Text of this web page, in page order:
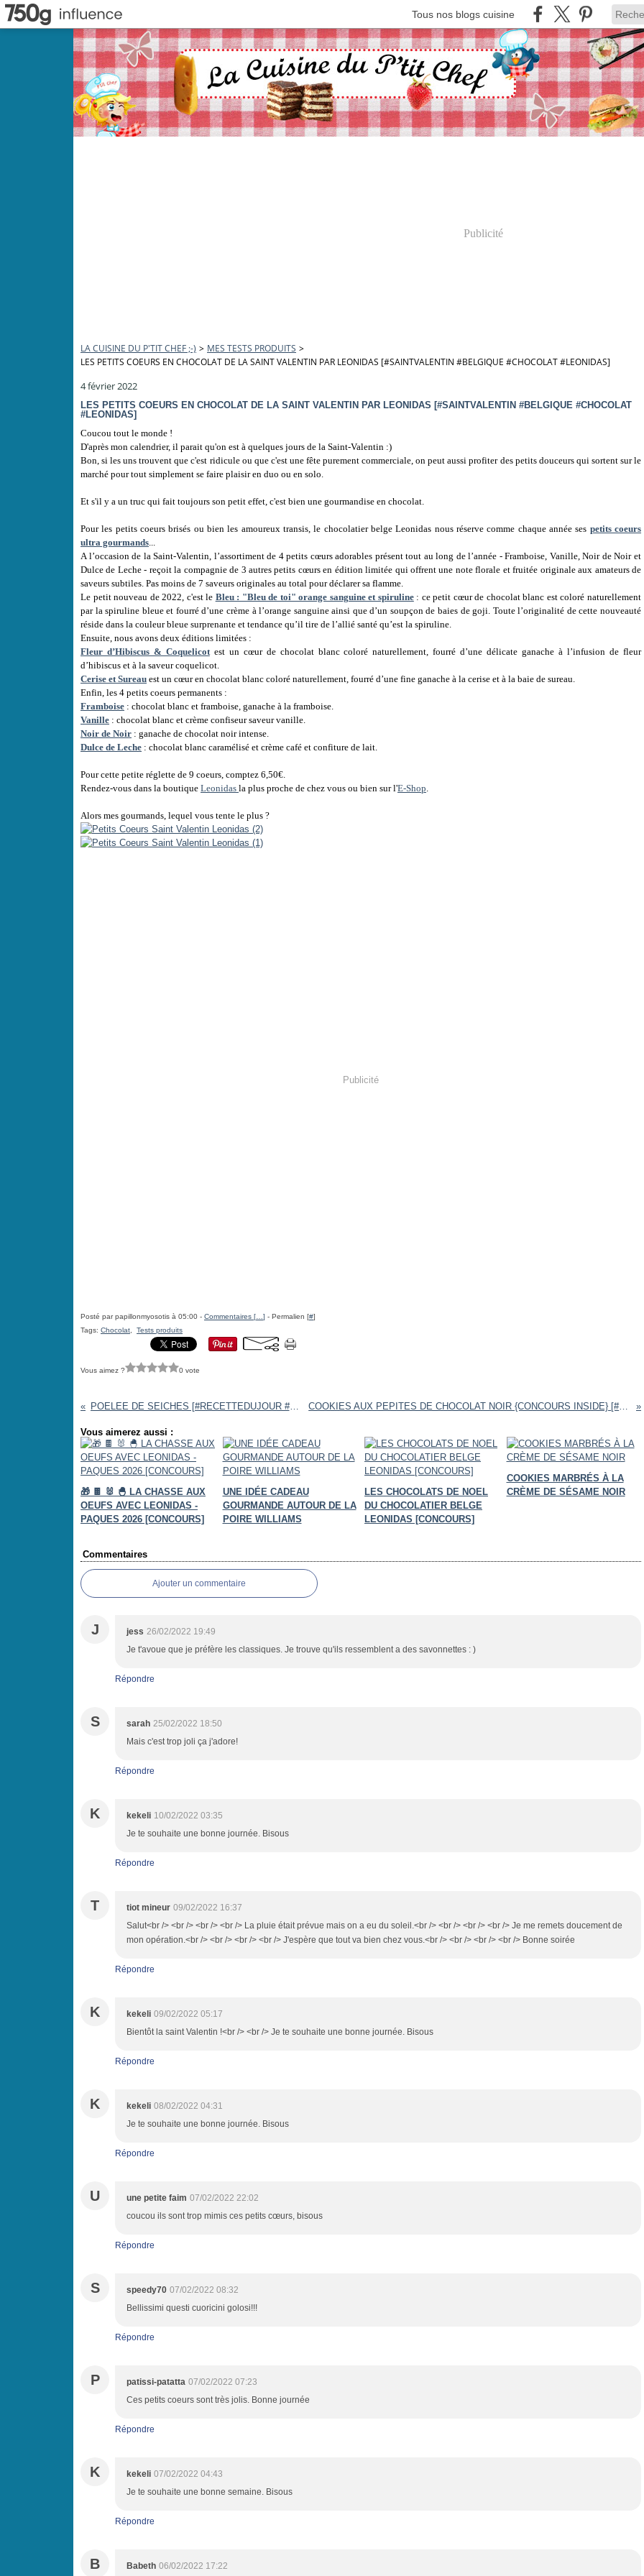
Tous nos blogs cuisine
Publicité
LA CUISINE DU P'TIT CHEF ;-) > MES TESTS PRODUITS >
LES PETITS COEURS EN CHOCOLAT DE LA SAINT VALENTIN PAR LEONIDAS [#SAINTVALENTIN #BELGIQUE #CHOCOLAT #LEONIDAS]
4 février 2022
LES PETITS COEURS EN CHOCOLAT DE LA SAINT VALENTIN PAR LEONIDAS [#SAINTVALENTIN #BELGIQUE #CHOCOLAT
#LEONIDAS]
Coucou tout le monde !
D'après mon calendrier, il parait qu'on est à quelques jours de la Saint-Valentin :)
Bon, si les uns trouvent que c'est ridicule ou que c'est une fête purement commerciale, on peut aussi profiter des petits douceurs qui sortent sur le
marché pour tout simplement se faire plaisir en duo ou en solo.
Et s'il y a un truc qui fait toujours son petit effet, c'est bien une gourmandise en chocolat.
Pour les petits coeurs brisés ou bien les amoureux transis, le chocolatier belge Leonidas nous réserve comme chaque année ses petits coeurs
ultra gourmands...
A l’occasion de la Saint-Valentin, l’assortiment de 4 petits cœurs adorables présent tout au long de l’année - Framboise, Vanille, Noir de Noir et
Dulce de Leche - reçoit la compagnie de 3 autres petits cœurs en édition limitée qui offrent une note florale et fruitée originale aux amateurs de
saveurs subtiles. Pas moins de 7 saveurs originales au total pour déclarer sa flamme.
Le petit nouveau de 2022, c'est le Bleu : "Bleu de toi" orange sanguine et spiruline: ce petit cœur de chocolat blanc est coloré naturellement
par la spiruline bleue et fourré d’une crème à l’orange sanguine ainsi que d’un soupçon de baies de goji. Toute l’originalité de cette nouveauté
réside dans la couleur bleue surprenante et tendance qu’il tire de l’allié santé qu’est la spiruline.
Ensuite, nous avons deux éditions limitées :
Fleur d’Hibiscus & Coquelicotest un cœur de chocolat blanc coloré naturellement, fourré d’une délicate ganache à l’infusion de fleur
d’hibiscus et à la saveur coquelicot.
Cerise et Sureau est un cœur en chocolat blanc coloré naturellement, fourré d’une fine ganache à la cerise et à la baie de sureau.
Enfin, les 4 petits coeurs permanents :
Framboise : chocolat blanc et framboise, ganache à la framboise.
Vanille : chocolat blanc et crème confiseur saveur vanille.
Noir de Noir : ganache de chocolat noir intense.
Dulce de Leche : chocolat blanc caramélisé et crème café et confiture de lait.
Pour cette petite réglette de 9 coeurs, comptez 6,50€.
Rendez-vous dans la boutique Leonidas la plus proche de chez vous ou bien sur l'E-Shop.
Alors mes gourmands, lequel vous tente le plus ?
Publicité
Posté par papillonmyosotis à 05:00 - Commentaires [ ] - Permalien [#]
Tags: Chocolat Tests produits
Vous aimez ? 0 vote
POELEE DE SEICHES [#RECETTEDUJOUR #POISSON #FAITMAISON #CUISINER #RECETTE] COOKIES AUX PEPITES DE CHOCOLAT NOIR {CONCOURS INSIDE} [#PASTRY #HOMEMADE #RECETTE #COOKIES #CHOCOLAT #CONCOURS]
Vous aimerez aussi :
🎁 🍫 🐰 🐣 LA CHASSE AUX
OEUFS AVEC LEONIDAS -
PAQUES 2026 [CONCOURS]
UNE IDÉE CADEAU
GOURMANDE AUTOUR DE LA
POIRE WILLIAMS
LES CHOCOLATS DE NOEL
DU CHOCOLATIER BELGE
LEONIDAS [CONCOURS]
COOKIES MARBRÉS À LA
CRÈME DE SÉSAME NOIR
Commentaires
Ajouter un commentaire
J jess 26/02/2022 19:49
Je t'avoue que je préfère les classiques. Je trouve qu'ils ressemblent a des savonnettes : )
Répondre
S sarah 25/02/2022 18:50
Mais c'est trop joli ça j'adore!
Répondre
K kekeli 10/02/2022 03:35
Je te souhaite une bonne journée. Bisous
Répondre
T tiot mineur 09/02/2022 16:37
Salut<br /> <br /> <br /> <br /> La pluie était prévue mais on a eu du soleil.<br /> <br /> <br /> <br /> Je me remets doucement de
mon opération.<br /> <br /> <br /> <br /> J'espère que tout va bien chez vous.<br /> <br /> <br /> <br /> Bonne soirée
Répondre
K kekeli 09/02/2022 05:17
Bientôt la saint Valentin !<br /> <br /> Je te souhaite une bonne journée. Bisous
Répondre
K kekeli 08/02/2022 04:31
Je te souhaite une bonne journée. Bisous
Répondre
U une petite faim 07/02/2022 22:02
coucou ils sont trop mimis ces petits cœurs, bisous
Répondre
S speedy70 07/02/2022 08:32
Bellissimi questi cuoricini golosi!!!
Répondre
P patissi-patatta 07/02/2022 07:23
Ces petits coeurs sont très jolis. Bonne journée
Répondre
K kekeli 07/02/2022 04:43
Je te souhaite une bonne semaine. Bisous
Répondre
B Babeth 06/02/2022 17:22